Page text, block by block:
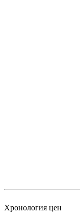
Хронология цен